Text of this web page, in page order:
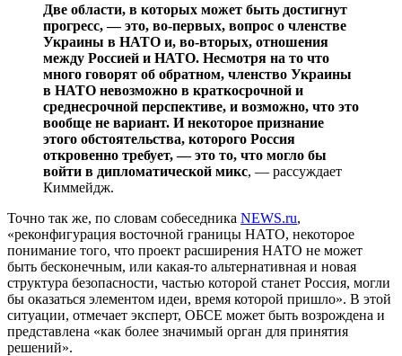
Две области, в которых может быть достигнут
прогресс, — это, во-первых, вопрос о членстве
Украины в НАТО и, во-вторых, отношения
между Россией и НАТО. Несмотря на то что
много говорят об обратном, членство Украины
в НАТО невозможно в краткосрочной и
среднесрочной перспективе, и возможно, что это
вообще не вариант. И некоторое признание
этого обстоятельства, которого Россия
откровенно требует, — это то, что могло бы
войти в дипломатической микс, — рассуждает
Киммейдж.
Точно так же, по словам собеседника NEWS.ru,
«реконфигурация восточной границы НАТО, некоторое
понимание того, что проект расширения НАТО не может
быть бесконечным, или какая-то альтернативная и новая
структура безопасности, частью которой станет Россия, могли
бы оказаться элементом идеи, время которой пришло». В этой
ситуации, отмечает эксперт, ОБСЕ может быть возрождена и
представлена «как более значимый орган для принятия
решений».